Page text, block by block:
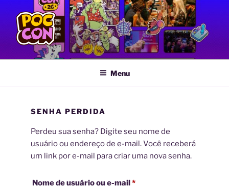
conteúdo
POC CON
Feira LGBTQIA+ de Quadrinhos e Artes Gráficas
Menu
SENHA PERDIDA
Perdeu sua senha? Digite seu nome de
usuário ou endereço de e-mail. Você receberá
um link por e-mail para criar uma nova senha.
Nome de usuário ou e-mail*Obrigatório